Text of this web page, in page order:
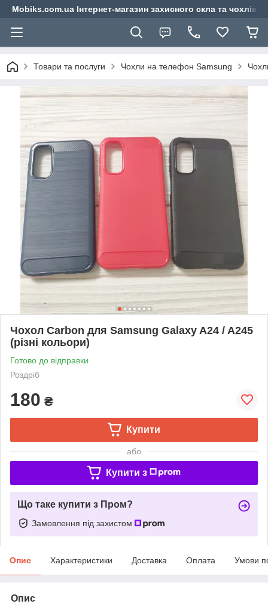
Mobiks.com.ua Інтернет-магазин захисного скла та чохлів
Товари та послуги Чохли на телефон Samsung
Чохол Carbon для Samsung Galaxy A24 / A245
(різні кольори)
Готово до відправки
Роздріб
180 ₴
Купити
або
Купити з
Що таке купити з Пром?
Замовлення під захистом
Опис Характеристики Доставка Оплата Умови
Опис